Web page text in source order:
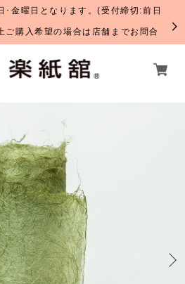
･金曜日となります。(受付締切:前日
ご購入希望の場合は店舗までお問合